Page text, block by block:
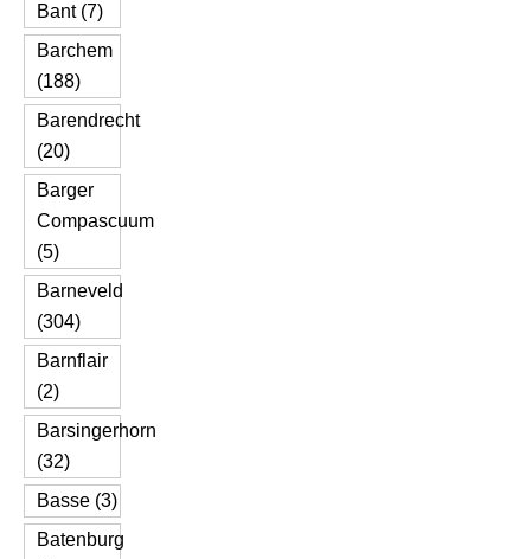
Bant (7)
Barchem
(188)
Barendrecht
(20)
Barger
Compascuum
(5)
Barneveld
(304)
Barnflair
(2)
Barsingerhorn
(32)
Basse (3)
Batenburg